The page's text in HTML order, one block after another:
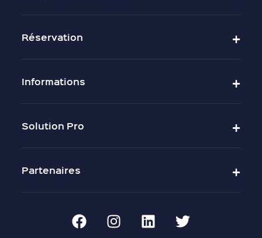
Réservation
Informations
Solution Pro
Partenaires